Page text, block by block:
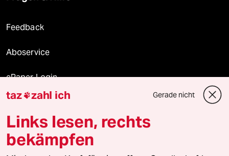
Feedback
Aboservice
ePaper Login
Downloads für Abonnierende
© 2026 taz Verlags und Vertriebs GmbH
taz zahl ich Gerade nicht
Links lesen, rechts
bekämpfen